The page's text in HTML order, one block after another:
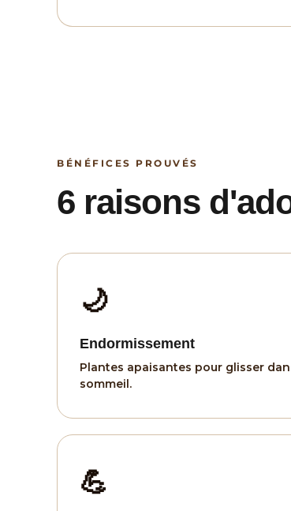
BÉNÉFICES PROUVÉS
6 raisons
🌙
Endormissement
Plantes apaisantes pour glisser
sommeil.
💪